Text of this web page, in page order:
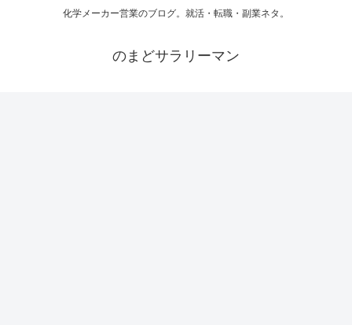
化学メーカー営業のブログ。就活・転職・副業ネタ。
のまどサラリーマン